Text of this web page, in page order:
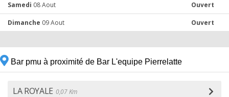
Samedi 08 Aout Ouvert
Dimanche 09 Aout Ouvert
Bar pmu à proximité de Bar L'equipe Pierrelatte
LA ROYALE 0,07 Km